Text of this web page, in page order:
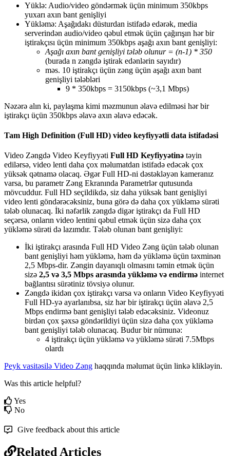
Yüklə: Audio/video göndərmək üçün minimum 350kbps
yuxarı axın bant genişliyi
Yükləmə: Aşağıdakı düsturdan istifadə edərək, media
serverindən audio/video qəbul etmək üçün çağırışın hər bir
iştirakçısı üçün minimum 350kbps aşağı axın bant genişliyi:
Aşağı axın bant genişliyi tələb olunur = (n-1) * 350
(burada n zəngdə iştirak edənlərin sayıdır)
məs. 10 iştirakçı üçün zəng üçün aşağı axın bant
genişliyi tələbləri
9 * 350kbps = 3150kbps (~3,1 Mbps)
Nəzərə alın ki, paylaşma kimi məzmunun əlavə edilməsi hər bir
iştirakçı üçün 350kbps əlavə axın əlavə edəcək.
Tam High Definition (Full HD) video keyfiyyətli data istifadəsi
Video Zəngdə Video Keyfiyyəti Full HD Keyfiyyətinə təyin
edilərsə, video lenti daha çox məlumatdan istifadə edəcək çox
yüksək qətnamə olacaq. Əgər Full HD-ni dəstəkləyən kameranız
varsa, bu parametr Zəng Ekranında Parametrlər qutusunda
mövcuddur. Full HD seçildikdə, siz daha yüksək bant genişliyi
video lenti göndərəcəksiniz, buna görə də daha çox yükləmə sürəti
tələb olunacaq. İki nəfərlik zəngdə digər iştirakçı da Full HD
seçərsə, onların video lentini qəbul etmək üçün sizə daha çox
yükləmə sürəti də lazımdır. Tələb olunan bant genişliyi:
İki iştirakçı arasında Full HD Video Zəng üçün tələb olunan
bant genişliyi həm yükləmə, həm də yükləmə üçün təxminən
2,5 Mbps-dir. Zəngin dayanıqlı olmasını təmin etmək üçün
sizə 2,5 və 3,5 Mbps arasında yükləmə və endirmə internet
bağlantısı sürətiniz tövsiyə olunur.
Zəngdə ikidən çox iştirakçı varsa və onların Video Keyfiyyəti
Full HD-yə ayarlanıbsa, siz hər bir iştirakçı üçün əlavə 2,5
Mbps endirmə bant genişliyi tələb edəcəksiniz. Videonuz
birdən çox şəxsə göndərildiyi üçün sizə daha çox yükləmə
bant genişliyi tələb olunacaq. Budur bir nümunə:
4 iştirakçı üçün yükləmə və yükləmə sürəti 7.5Mbps
olardı
Peyk vasitəsilə Video Zəng haqqında məlumat üçün linkə klikləyin.
Was this article helpful?
Yes
No
Give feedback about this article
Related Articles